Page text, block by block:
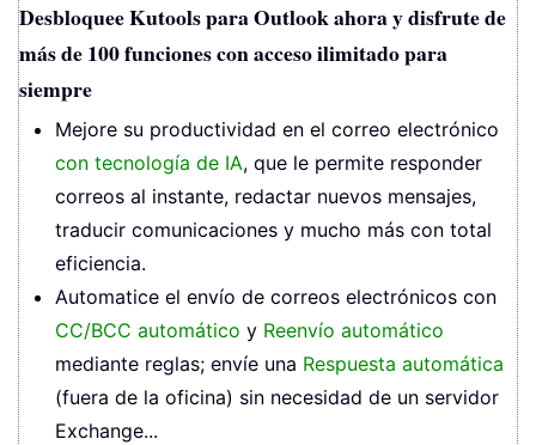
Desbloquee Kutools para Outlook ahora y disfrute de
más de 100 funciones con acceso ilimitado para
siempre
Mejore su productividad en el correo electrónico
con tecnología de IA, que le permite responder
correos al instante, redactar nuevos mensajes,
traducir comunicaciones y mucho más con total
eficiencia.
Automatice el envío de correos electrónicos con
CC/BCC automático y Reenvío automático
mediante reglas; envíe una Respuesta automática
(fuera de la oficina) sin necesidad de un servidor
Exchange...